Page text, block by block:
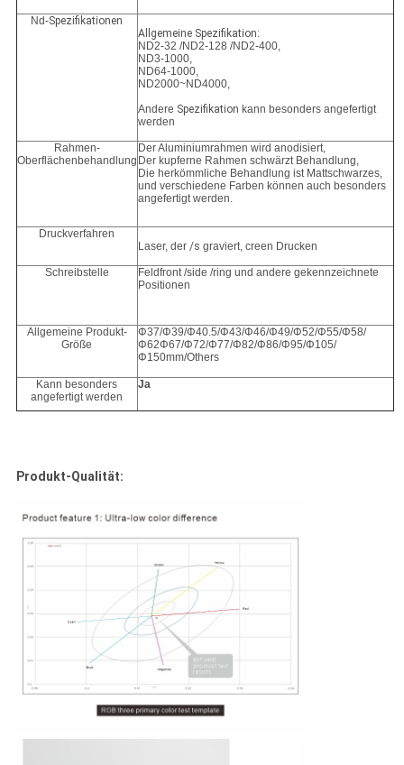
Nd-Spezifikationen
Allgemeine Spezifikation:
ND2-32 /ND2-128 /ND2-400,
ND3-1000,
ND64-1000,
ND2000~ND4000,
Andere Spezifikation kann besonders angefertigt
werden
Rahmen-
Oberflächenbehandlung
Der Aluminiumrahmen wird anodisiert,
Der kupferne Rahmen schwärzt Behandlung,
Die herkömmliche Behandlung ist Mattschwarzes,
und verschiedene Farben können auch besonders
angefertigt werden.
Druckverfahren
Laser, der/s graviert, creen Drucken
Schreibstelle
Feldfront /side /ring und andere gekennzeichnete
Positionen
Allgemeine Produkt-
Größe
Φ37/Φ39/Φ40.5/Φ43/Φ46/Φ49/Φ52/Φ55/Φ58/
Φ62Φ67/Φ72/Φ77/Φ82/Φ86/Φ95/Φ105/
Φ150mm/Others
Kann besonders
angefertigt werden
Ja
Produkt-Qualität: